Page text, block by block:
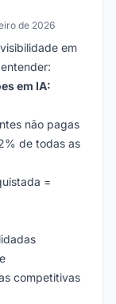
de 2026
em
em IA:
não pagas
de todas as
=
competitivas